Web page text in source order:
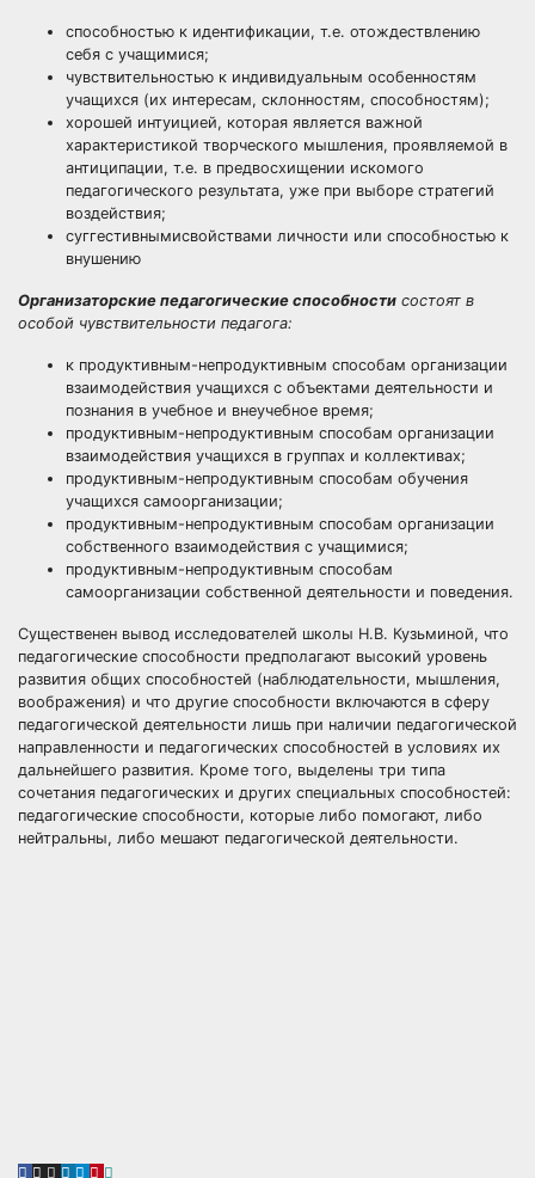
способностью к идентификации, т.е. отождествлению
себя с учащимися;
чувствительностью к индивидуальным особенностям
учащихся (их интересам, склонностям, способностям);
хорошей интуицией, которая является важной
характеристикой творческого мышления, проявляемой в
антиципации, т.е. в предвосхищении искомого
педагогического результата, уже при выборе стратегий
воздействия;
суггестивнымисвойствами личности или способностью к
внушению
Организаторские педагогические способности состоят в
особой чувствительности педагога:
к продуктивным-непродуктивным способам организации
взаимодействия учащихся с объектами деятельности и
познания в учебное и внеучебное время;
продуктивным-непродуктивным способам организации
взаимодействия учащихся в группах и коллективах;
продуктивным-непродуктивным способам обучения
учащихся самоорганизации;
продуктивным-непродуктивным способам организации
собственного взаимодействия с учащимися;
продуктивным-непродуктивным способам
самоорганизации собственной деятельности и поведения.
Существенен вывод исследователей школы Н.В. Кузьминой, что
педагогические способности предполагают высокий уровень
развития общих способностей (наблюдательности, мышления,
воображения) и что другие способности включаются в сферу
педагогической деятельности лишь при наличии педагогической
направленности и педагогических способностей в условиях их
дальнейшего развития. Кроме того, выделены три типа
сочетания педагогических и других специальных способностей:
педагогические способности, которые либо помогают, либо
нейтральны, либо мешают педагогической деятельности.